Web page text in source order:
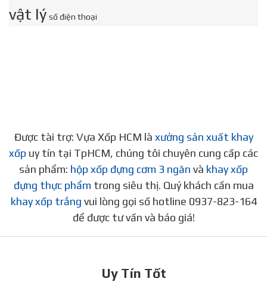
vật lý số điện thoại
Được tài trợ: Vựa Xốp HCM là xưởng sản xuất khay
xốp uy tín tại TpHCM, chúng tôi chuyên cung cấp các
sản phẩm: hộp xốp đựng cơm 3 ngăn và khay xốp
đựng thực phẩm trong siêu thị. Quý khách cần mua
khay xốp trắng vui lòng gọi số hotline 0937-823-164
để được tư vấn và báo giá!
Uy Tín Tốt